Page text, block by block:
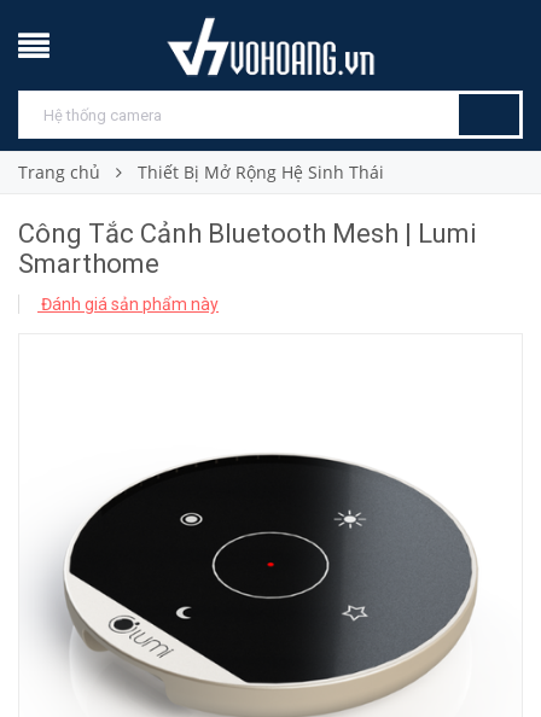
Trang chủ Thiết Bị Mở Rộng Hệ Sinh Thái
Công Tắc Cảnh Bluetooth Mesh | Lumi
Smarthome
Đánh giá sản phẩm này